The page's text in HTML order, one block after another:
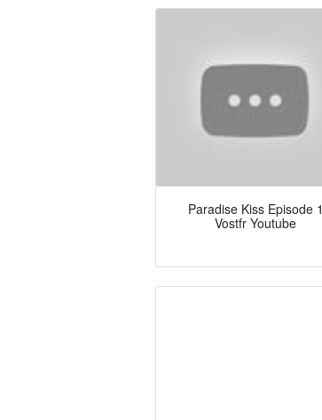
Paradise Kiss Episode 1
Vostfr Youtube